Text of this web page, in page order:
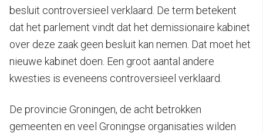
besluit controversieel verklaard. De term betekent
dat het parlement vindt dat het demissionaire kabinet
over deze zaak geen besluit kan nemen. Dat moet het
nieuwe kabinet doen. Een groot aantal andere
kwesties is eveneens controversieel verklaard.
De provincie Groningen, de acht betrokken
gemeenten en veel Groningse organisaties wilden